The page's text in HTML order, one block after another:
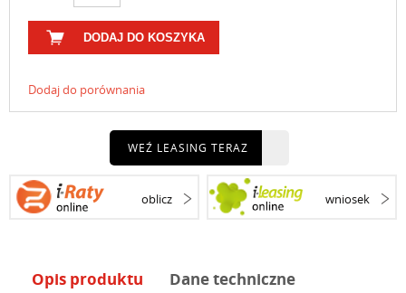
DODAJ DO KOSZYKA
Dodaj do porównania
WEŹ LEASING TERAZ
oblicz wniosek
Opis produktu Dane techniczne